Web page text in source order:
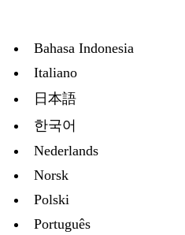
Bahasa Indonesia
Italiano
日本語
한국어
Nederlands
Norsk
Polski
Português